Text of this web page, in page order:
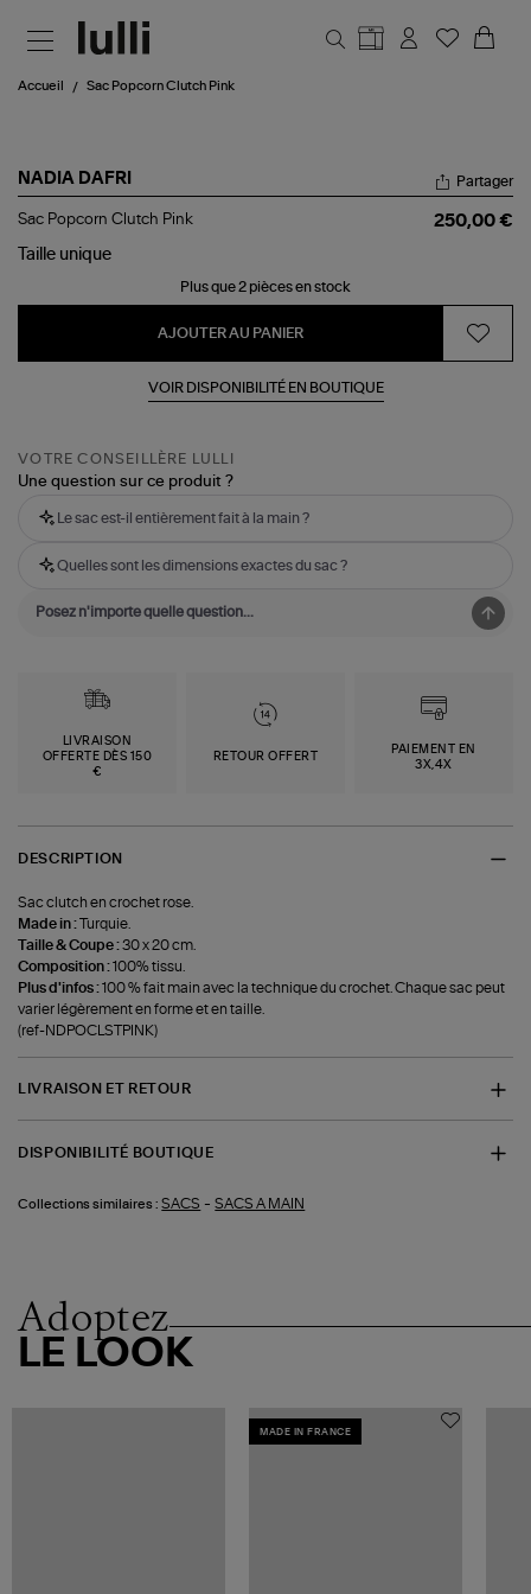
Accueil Sac Popcorn Clutch Pink
NADIA DAFRI
Sac
Clutch
Partager
Sac Popcorn Clutch Pink
250,00 €
Taille unique
Plus que 2 pièces en stock
AJOUTER AU PANIER
VOIR DISPONIBILITÉ EN BOUTIQUE
VOTRE CONSEILLÈRE LULLI
Une question sur ce produit ?
Le sac est-il entièrement fait à la main ?
Quelles sont les dimensions exactes du sac ?
LIVRAISON
OFFERTE DÈS 150
€
RETOUR OFFERT
PAIEMENT EN
3X,4X
DESCRIPTION
Sac clutch en crochet rose.
Made in :Turquie.
Taille & Coupe :30 x 20 cm.
Composition :100% tissu.
Plus d'infos :100 % fait main avec la technique du crochet. Chaque sac peut
varier légèrement en forme et en taille.
(ref-NDPOCLSTPINK)
LIVRAISON ET RETOUR
DISPONIBILITÉ BOUTIQUE
Collections similaires : SACS -SACS A MAIN
Adoptez
LE LOOK
MADE IN FRANCE